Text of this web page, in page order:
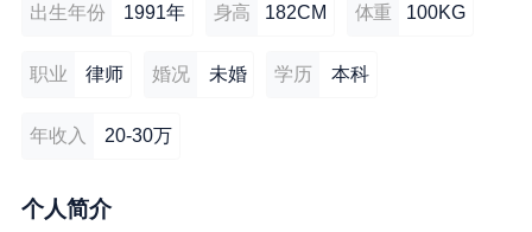
出生年份 1991年 身高 182CM 体重 100KG
职业 律师 婚况 未婚 学历 本科
年收入 20-30万
个人简介